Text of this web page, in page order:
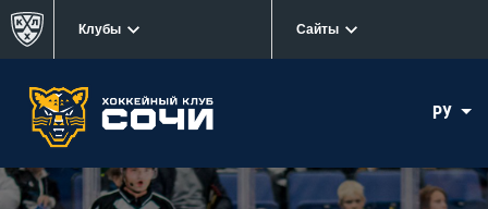
Клубы Сайты
РУ